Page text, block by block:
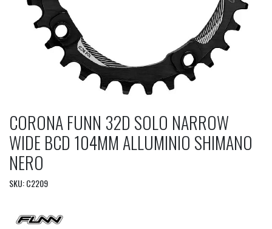
CORONA FUNN 32D SOLO NARROW
WIDE BCD 104MM ALLUMINIO SHIMANO
NERO
SKU: C2209